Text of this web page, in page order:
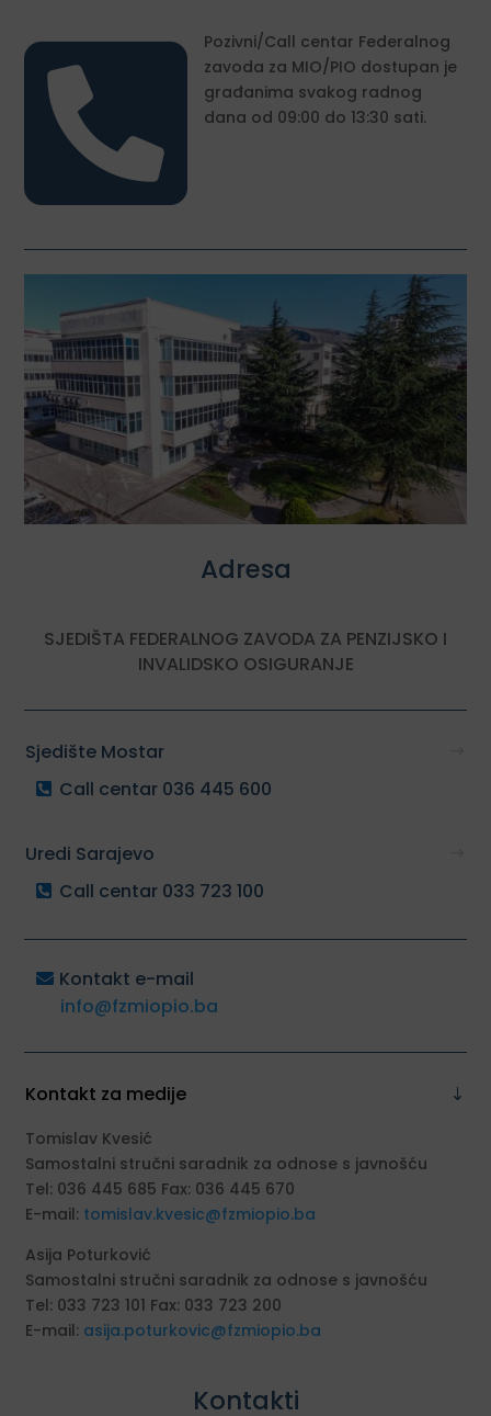

Pozivni/Call centar Federalnog
zavoda za MIO/PIO dostupan je
građanima svakog radnog
dana od 09:00 do 13:30 sati.
Adresa
SJEDIŠTA FEDERALNOG ZAVODA ZA PENZIJSKO I
INVALIDSKO OSIGURANJE
Sjedište Mostar
Call centar 036 445 600
Uredi Sarajevo
Call centar 033 723 100
Kontakt e-mail
info@fzmiopio.ba
Kontakt za medije
Tomislav Kvesić
Samostalni stručni saradnik za odnose s javnošću
Tel: 036 445 685 Fax: 036 445 670
E-mail: tomislav.kvesic@fzmiopio.ba
Asija Poturković
Samostalni stručni saradnik za odnose s javnošću
Tel: 033 723 101 Fax: 033 723 200
E-mail: asija.poturkovic@fzmiopio.ba
Kontakti